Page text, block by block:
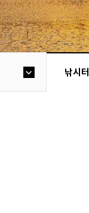
낚시